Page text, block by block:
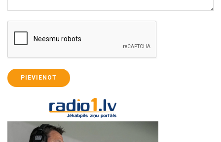
PIEVIENOT